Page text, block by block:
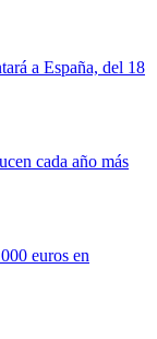
a España, del 18
cada año más
euros en